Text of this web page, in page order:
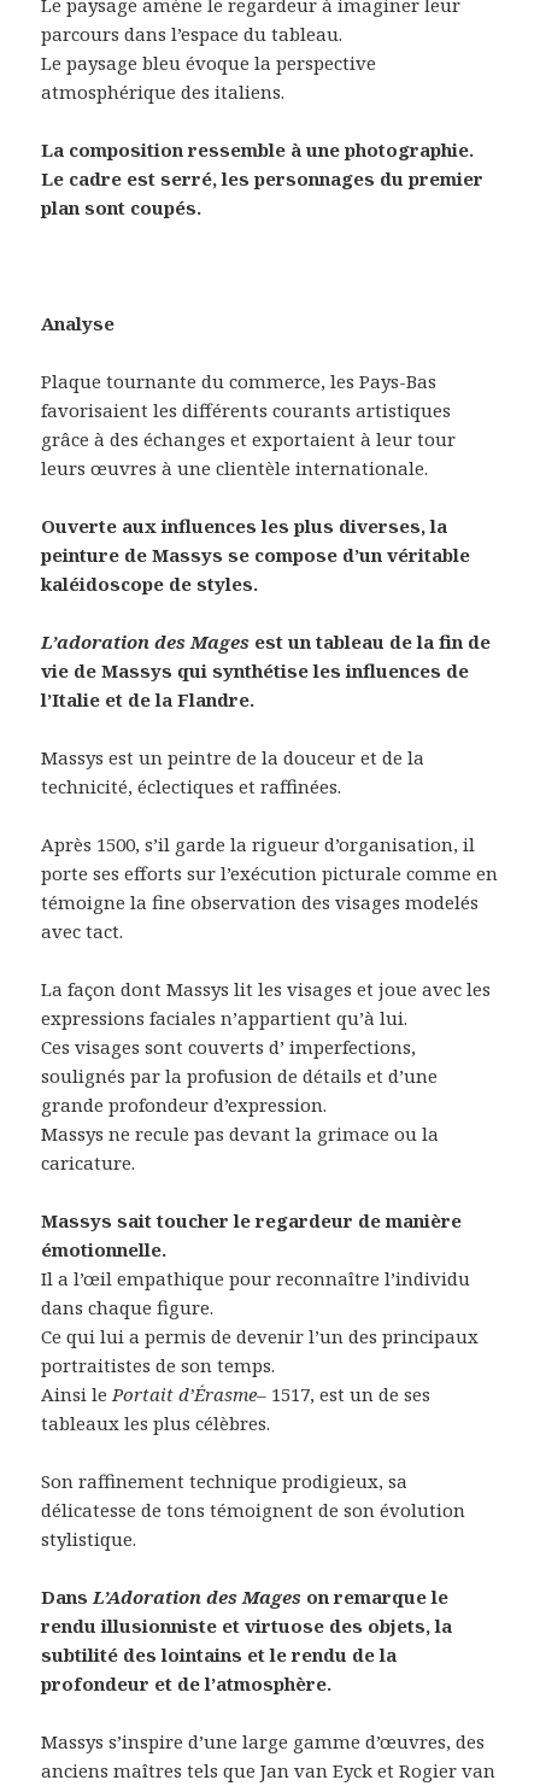
Le paysage amène le regardeur à imaginer leur
parcours dans l’espace du tableau.
Le paysage bleu évoque la perspective
atmosphérique des italiens.
La composition ressemble à une photographie.
Le cadre est serré, les personnages du premier
plan sont coupés.
Analyse
Plaque tournante du commerce, les Pays-Bas
favorisaient les différents courants artistiques
grâce à des échanges et exportaient à leur tour
leurs œuvres à une clientèle internationale.
Ouverte aux influences les plus diverses, la
peinture de Massys se compose d’un véritable
kaléidoscope de styles.
L’adoration des Mages est un tableau de la fin de
vie de Massys qui synthétise les influences de
l’Italie et de la Flandre.
Massys est un peintre de la douceur et de la
technicité, éclectiques et raffinées.
Après 1500, s’il garde la rigueur d’organisation, il
porte ses efforts sur l’exécution picturale comme en
témoigne la fine observation des visages modelés
avec tact.
La façon dont Massys lit les visages et joue avec les
expressions faciales n’appartient qu’à lui.
Ces visages sont couverts d’ imperfections,
soulignés par la profusion de détails et d’une
grande profondeur d’expression.
Massys ne recule pas devant la grimace ou la
caricature.
Massys sait toucher le regardeur de manière
émotionnelle.
Il a l’œil empathique pour reconnaître l’individu
dans chaque figure.
Ce qui lui a permis de devenir l’un des principaux
portraitistes de son temps.
Ainsi lePortait d’Érasme– 1517, est un de ses
tableaux les plus célèbres.
Son raffinement technique prodigieux, sa
délicatesse de tons témoignent de son évolution
stylistique.
DansL’Adoration des Mages on remarque le
rendu illusionniste et virtuose des objets, la
subtilité des lointains et le rendu de la
profondeur et de l’atmosphère.
Massys s’inspire d’une large gamme d’œuvres, des
anciens maîtres tels que Jan van Eyck et Rogier van